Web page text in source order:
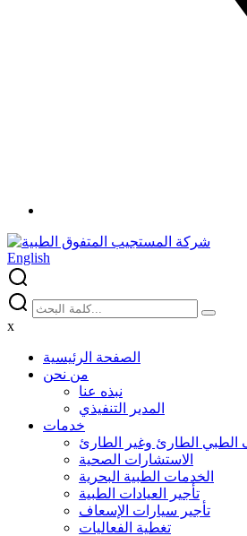
English
x
الصفحة الرئيسية
من نحن
نبذه عنا
المدير التنفيذي
خدمات
الطبي الطارئ وغير الطارئ
الاستشارات الصحية
الخدمات الطبية البحرية
تأجير العيادات الطبية
تأجير سيارات الإسعاف
تغطية الفعاليات